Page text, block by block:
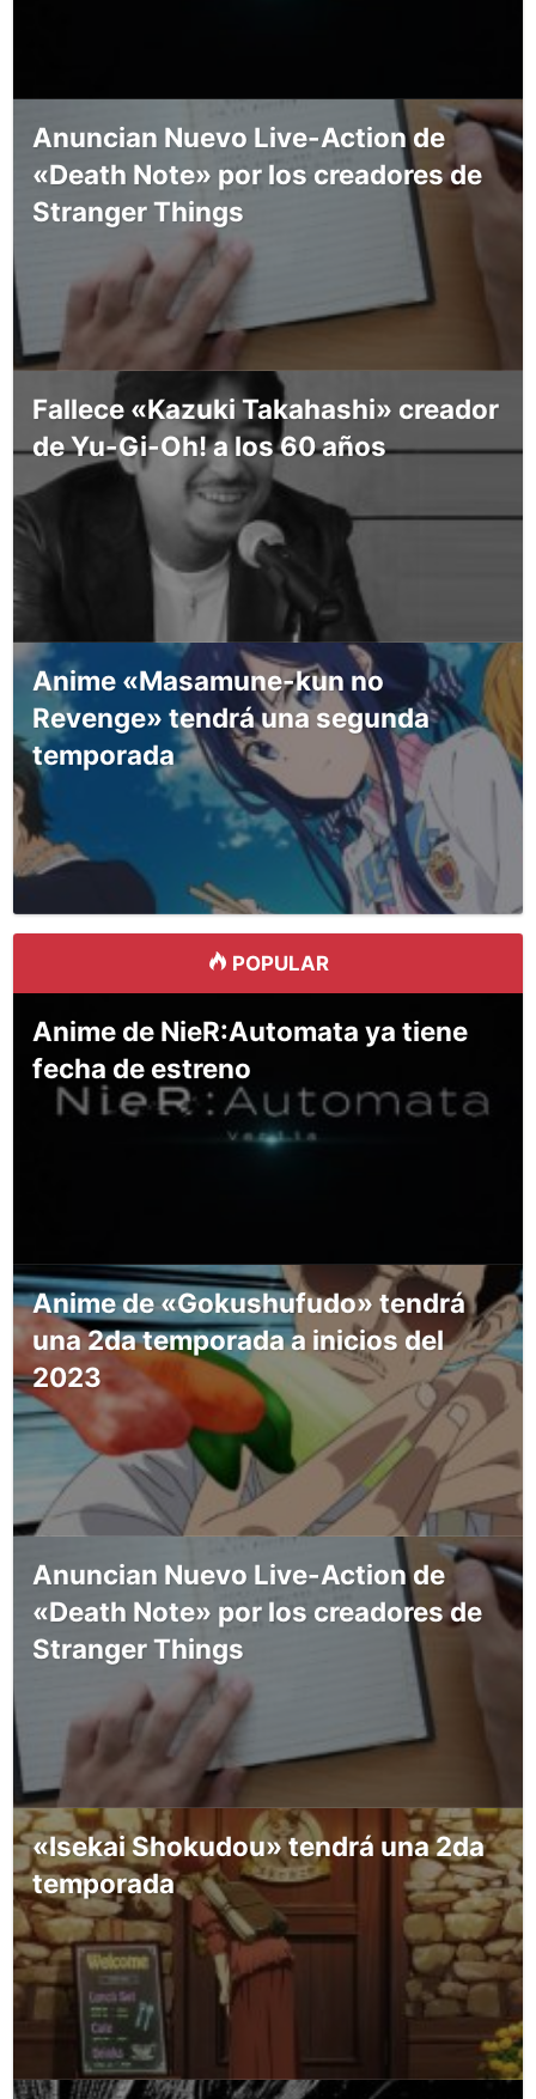
Anuncian Nuevo Live-Action de
«Death Note» por los creadores de
Stranger Things
Fallece «Kazuki Takahashi» creador
de Yu-Gi-Oh! a los 60 años
Anime «Masamune-kun no
Revenge» tendrá una segunda
temporada
POPULAR
Anime de NieR:Automata ya tiene
fecha de estreno
Anime de «Gokushufudo» tendrá
una 2da temporada a inicios del
2023
Anuncian Nuevo Live-Action de
«Death Note» por los creadores de
Stranger Things
«Isekai Shokudou» tendrá una 2da
temporada